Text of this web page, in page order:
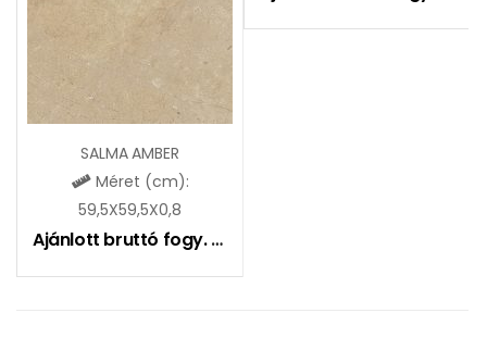
SALMA AMBER
Méret (cm):
59,5X59,5X0,8
Ajánlott bruttó fogy. ár: